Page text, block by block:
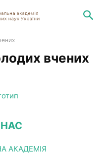
вчених
АКАДЕМІЯ